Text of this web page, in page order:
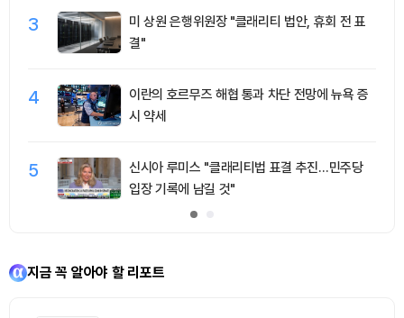
3
미 상원 은행위원장 "클래리티 법안, 휴회 전 표
결"
4
이란의 호르무즈 해협 통과 차단 전망에 뉴욕 증
시 약세
5
신시아 루미스 "클래리티법 표결 추진…민주당
입장 기록에 남길 것"
지금 꼭 알아야 할 리포트